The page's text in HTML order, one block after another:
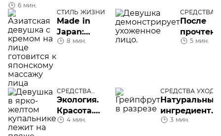
6 мин.
СТИЛЬ ЖИЗНИ
Made in
Japan:
японский
8 мин.
СРЕДСТВА
УХОДА
После
— взять:
5 мин.
СРЕДСТВА
УХОДА
Экология.
Красота.
Biotherm
4 мин.
СРЕДСТВА УХОДА
Натуральные
ингредиенты
в косметике
3 мин.